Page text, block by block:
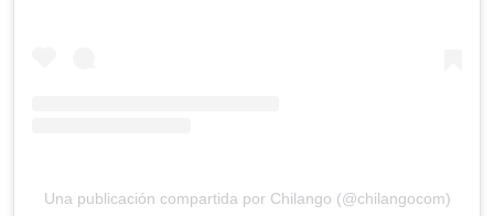
Una publicación compartida por Chilango (@chilangocom)